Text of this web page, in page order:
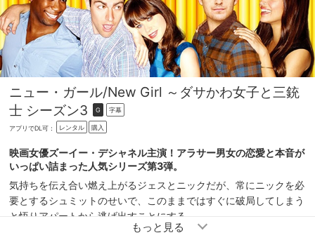
ニュー・ガール/New Girl ～ダサかわ女子と三銃
士 シーズン3
G 字幕
アプリでDL可： レンタル 購入
映画女優ズーイー・デシャネル主演！アラサー男女の恋愛と本音が
いっぱい詰まった人気シリーズ第3弾。
気持ちを伝え合い燃え上がるジェスとニックだが、常にニックを必
要とするシュミットのせいで、このままではすぐに破局してしまう
と悟りアパートから逃げ出すことにする。